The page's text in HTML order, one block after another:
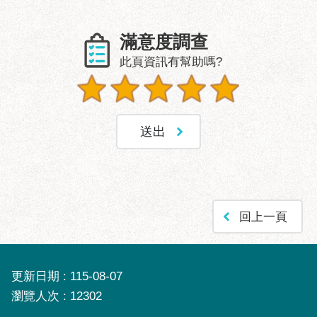
務
訊
政
府
開
良
事
蹟
影
音
專
滿意度調查
此頁資訊有幫助嗎?
回上一頁
更新日期
115-08-07
瀏覽人次
12302